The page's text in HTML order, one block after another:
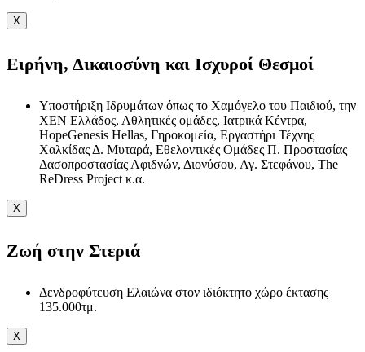
X
Ειρήνη, Δικαιοσύνη και Ισχυροί Θεσμοί
Υποστήριξη Ιδρυμάτων όπως το Χαμόγελο του Παιδιού, την
ΧΕΝ Ελλάδος, Αθλητικές ομάδες, Ιατρικά Κέντρα,
HopeGenesis Hellas, Γηροκομεία, Εργαστήρι Τέχνης
Χαλκίδας Δ. Μυταρά, Εθελοντικές Ομάδες Π. Προστασίας
Δασοπροστασίας Αφιδνών, Διονύσου, Αγ. Στεφάνου, The
ReDress Project κ.α.
X
Ζωή στην Στεριά
Δενδροφύτευση Ελαιώνα στον ιδιόκτητο χώρο έκτασης
135.000τμ.
X